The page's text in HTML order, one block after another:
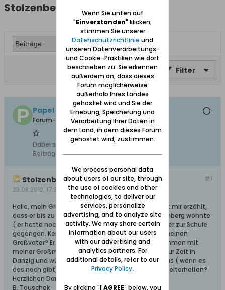
Stolzenberger gesucht
Filter
Papel
Forum-Teilnehmer
Dabei seit:
21.08.2012
Beiträge:
2
#1
Stolzenberger gesucht
23.08.2012, 17:34
Hallo, mein Großvater, Heinz Fast, geb. 8.9.1919, hat mir erzählt,
dass er bis zu Kriegsbeginn auf der Anhöhe Stolzenberg wohnte
( er hatte noch 6 Geschwister) und in Schidlitz ist er zur Schule
gegangen. Kennt in diesem Forum jemand noch meinen
Großvater? Er lebt, sehr betagt mittlerweile zusammen mit
meiner Großmutter in Ingolstadt/Bayern. Ich bin zur Zeit in
Danzig und würde mir die Siedlung mit seinem Haus ( wenn es
das noch gibt) gerne ansehen. Kann mir jemand weiterhelfen?
Herzlichen Dank!
B. Touschek
Wenn Sie unten auf
"Einverstanden" klicken,
stimmen Sie unserer
Datenschutzrichtlinie und
unseren Datenverarbeitungs-
und Cookie-Praktiken wie dort
beschrieben zu. Sie erkennen
außerdem an, dass dieses
Forum möglicherweise
außerhalb Ihres Landes
gehostet wird und Sie der
Erhebung, Speicherung und
Verarbeitung Ihrer Daten in
dem Land, in dem dieses Forum
gehostet wird, zustimmen.
We process personal data
about users of our site, through
the use of cookies and other
technologies, to deliver our
services, personalize
advertising, and to analyze site
activity. We may share certain
information about our users
with our advertising and
analytics partners. For
additional details, refer to our
Privacy Policy.
By clicking "I AGREE" below, you